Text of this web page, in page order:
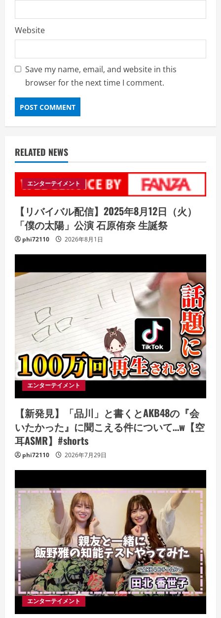
Website
Save my name, email, and website in this
browser for the next time I comment.
RELATED NEWS
エンターテイメント
【リバイバル配信】2025年8月12日（火）
「僕の太陽」公演 石原侑奈 生誕祭
phi72110 2026年8月1日
エンターテイメント
【新発見】「品川」と書くとAKB48の『会
いたかった』に聞こえる件について…w【空
耳ASMR】#shorts
phi72110 2026年7月29日
エンターテイメント